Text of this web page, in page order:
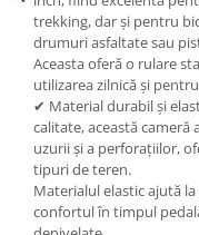
trekking, dar și pentru
drumuri asfaltate sau
Aceasta oferă o rulare
utilizarea zilnică și
✔ Material durabil și
calitate, această
uzurii și a perforațiilor,
tipuri de teren.
Materialul elastic ajută
confortul în timpul